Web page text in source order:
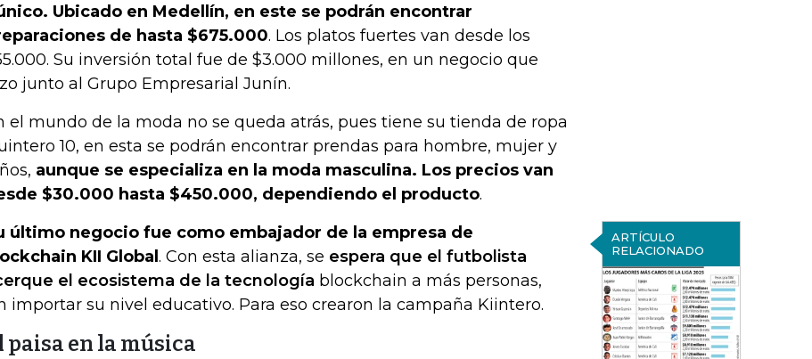
Ubicado en Medellín, en este se podrán encontrar
de hasta $675.000. Los platos fuertes van desde los
Su inversión total fue de $3.000 millones, en un negocio que
junto al Grupo Empresarial Junín.
el mundo de la moda no se queda atrás, pues tiene su tienda de ropa
10, en esta se podrán encontrar prendas para hombre, mujer y
aunque se especializa en la moda masculina. Los precios van
$30.000 hasta $450.000, dependiendo el producto.
ARTÍCULO
RELACIONADO
último negocio fue como embajador de la empresa de
KII Global . Con esta alianza, se espera que el futbolista
el ecosistema de la tecnología blockchain a más personas,
importar su nivel educativo. Para eso crearon la campaña Kiintero.
paisa en la música